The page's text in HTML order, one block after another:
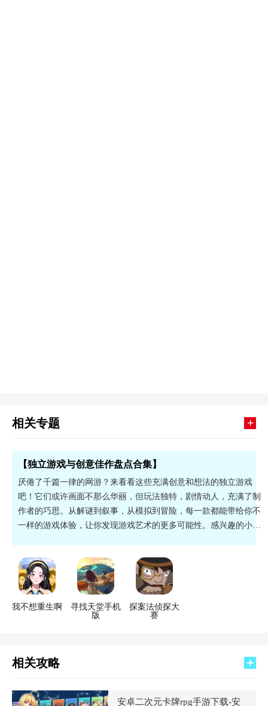
相关专题 +
【独立游戏与创意佳作盘点合集】
厌倦了千篇一律的网游？来看看这些充满创意和想法的独立游戏
吧！它们或许画面不那么华丽，但玩法独特，剧情动人，充满了制
作者的巧思。从解谜到叙事，从模拟到冒险，每一款都能带给你不
一样的游戏体验，让你发现游戏艺术的更多可能性。感兴趣的小伙
我不想重生啊
寻找天堂手机
版
探案法侦探大
赛
相关攻略
安卓二次元卡牌rpg手游下载-安